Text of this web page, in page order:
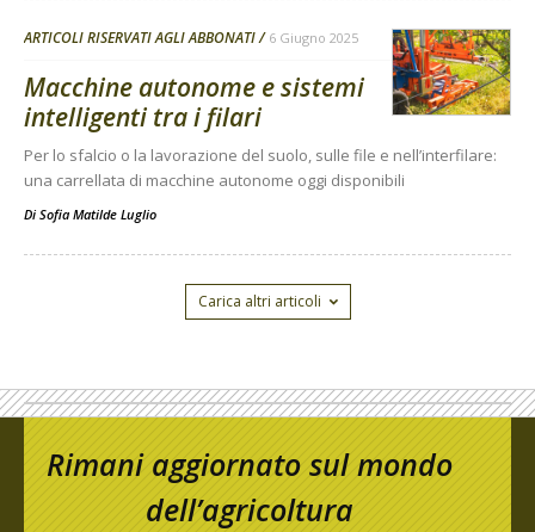
ARTICOLI RISERVATI AGLI ABBONATI 6 Giugno 2025
Macchine autonome e sistemi
intelligenti tra i filari
Per lo sfalcio o la lavorazione del suolo, sulle file e nell’interfilare:
una carrellata di macchine autonome oggi disponibili
Di Sofia Matilde Luglio
Carica altri articoli
Rimani aggiornato sul mondo
dell’agricoltura